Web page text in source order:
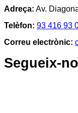
Adreça: Av.
Telèfon: 93 416 93
Correu electrònic:
Segueix-